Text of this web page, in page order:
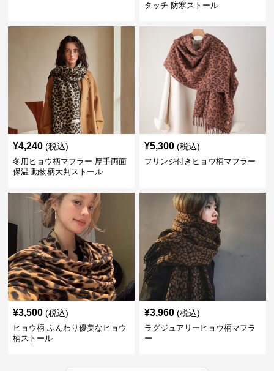
タッチ 防寒ストール
¥4,240 (税込)
冬用ヒョウ柄マフラー 厚手両面
保温 動物柄大判ストール
¥5,300 (税込)
フリンジ付きヒョウ柄マフラー
¥3,500 (税込)
ヒョウ柄 ふんわり優美なヒョウ
柄ストール
¥3,960 (税込)
ラグジュアリーヒョウ柄マフラ
ー